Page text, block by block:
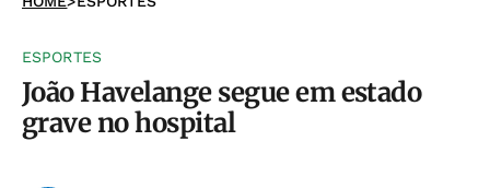
ESPORTES
João Havelange segue em estado
grave no hospital